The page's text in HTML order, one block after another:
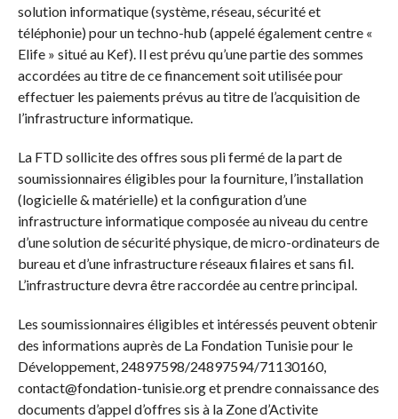
solution informatique (système, réseau, sécurité et
téléphonie) pour un techno-hub (appelé également centre «
Elife » situé au Kef). Il est prévu qu’une partie des sommes
accordées au titre de ce financement soit utilisée pour
effectuer les paiements prévus au titre de l’acquisition de
l’infrastructure informatique.
La FTD sollicite des offres sous pli fermé de la part de
soumissionnaires éligibles pour la fourniture, l’installation
(logicielle & matérielle) et la configuration d’une
infrastructure informatique composée au niveau du centre
d’une solution de sécurité physique, de micro-ordinateurs de
bureau et d’une infrastructure réseaux filaires et sans fil.
L’infrastructure devra être raccordée au centre principal.
Les soumissionnaires éligibles et intéressés peuvent obtenir
des informations auprès de La Fondation Tunisie pour le
Développement, 24897598/24897594/71130160,
contact@fondation-tunisie.org et prendre connaissance des
documents d’appel d’offres sis à la Zone d’Activite